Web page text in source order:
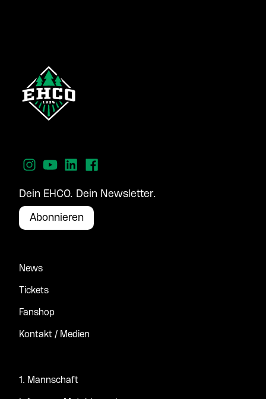
Dein EHCO. Dein Newsletter.
Abonnieren
News
Tickets
Fanshop
Kontakt / Medien
1. Mannschaft